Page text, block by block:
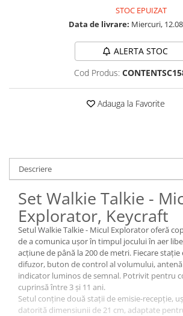
STOC EPUIZAT
Data de livrare: Miercuri,
ALERTA STOC
Cod Produs:
Adauga la Favorite
Descriere
Set Walkie Talkie -
Explorator, Keycraft
Setul Walkie Talkie - Micul Explorator oferă
de a comunica ușor în timpul jocului în aer
acțiune de până la 200 de metri. Fiecare
difuzor, buton de control al volumului,
indicator luminos de semnal. Potrivit pentru
cuprinsă între 3 și 11 ani.
Setul conține două stații de emisie-recepție,
datorită dimensiunii de 21 cm, adaptate